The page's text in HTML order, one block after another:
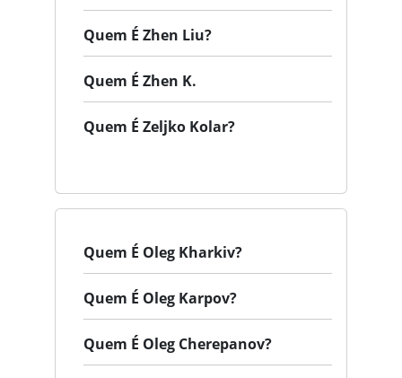
Quem É Zhen Liu?
Quem É Zhen K.
Quem É Zeljko Kolar?
Quem É Oleg Kharkiv?
Quem É Oleg Karpov?
Quem É Oleg Cherepanov?